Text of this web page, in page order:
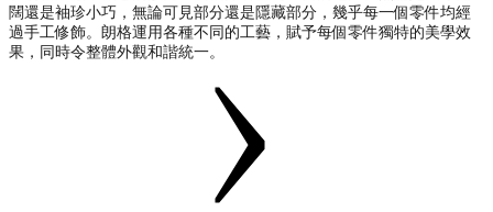
闊還是袖珍小巧，無論可見部分還是隱藏部分，幾乎每一個零件均經
過手工修飾。朗格運用各種不同的工藝，賦予每個零件獨特的美學效
果，同時令整體外觀和諧統一。